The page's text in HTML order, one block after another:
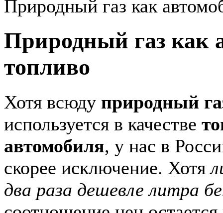
Природный газ как
Природный газ как
топливо
Хотя всюду природный
используется в качестве
автомобиля, у нас в
скорее исключение. Хотя
два раза дешевле литра